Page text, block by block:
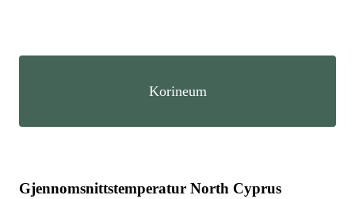
Korineum
Gjennomsnittstemperatur North Cyprus